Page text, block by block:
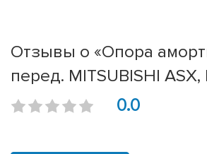
Отзывы о «Опора
перед. MITSUBISHI ASX,
0.0